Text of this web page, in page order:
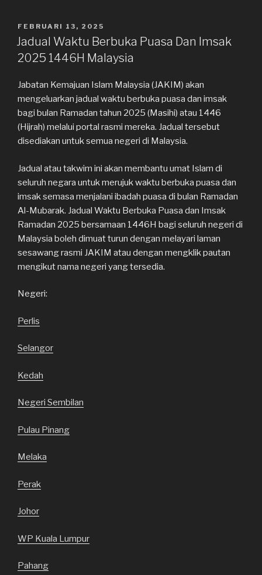
DIKIRIM
PADA
FEBRUARI 13, 2025
Jadual Waktu Berbuka Puasa Dan Imsak
2025 1446H Malaysia
Jabatan Kemajuan Islam Malaysia (JAKIM) akan
mengeluarkan jadual waktu berbuka puasa dan imsak
bagi bulan Ramadan tahun 2025 (Masihi) atau 1446
(Hijrah) melalui portal rasmi mereka. Jadual tersebut
disediakan untuk semua negeri di Malaysia.
Jadual atau takwim ini akan membantu umat Islam di
seluruh negara untuk merujuk waktu berbuka puasa dan
imsak semasa menjalani ibadah puasa di bulan Ramadan
Al-Mubarak. Jadual Waktu Berbuka Puasa dan Imsak
Ramadan 2025 bersamaan 1446H bagi seluruh negeri di
Malaysia boleh dimuat turun dengan melayari laman
sesawang rasmi JAKIM atau dengan mengklik pautan
mengikut nama negeri yang tersedia.
Negeri:
Perlis
Selangor
Kedah
Negeri Sembilan
Pulau Pinang
Melaka
Perak
Johor
WP Kuala Lumpur
Pahang